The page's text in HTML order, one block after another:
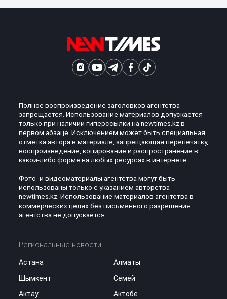
Полное воспроизведение заголовков агентства
запрещается. Использование материалов допускается
только при наличии гиперссылки на newtimes.kz в
первом абзаце. Исключением может быть специальная
отметка автора в материале, запрещающая перепечатку,
воспроизведение, копирование и распространение в
какой-либо форме на любых ресурсах в интернете.
Фото- и видеоматериалы агентства могут быть
использованы только с указанием авторства
newtimes.kz. Использование материалов агентства в
коммерческих целях без письменного разрешения
агентства не допускается.
Региональные новости
Астана
Алматы
Шымкент
Семей
Актау
Актобе